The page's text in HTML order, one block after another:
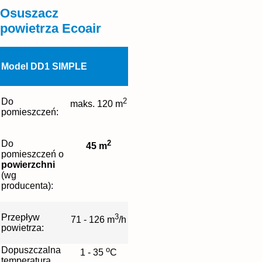
Osuszacz
powietrza Ecoair
Model DD1 SIMPLE
Do
pomieszczeń:
maks. 120 m2
Do
pomieszczeń o
powierzchni
(wg
producenta):
45 m2
Przepływ
powietrza:
71 - 126 m3/h
Dopuszczalna
1 - 35 oC